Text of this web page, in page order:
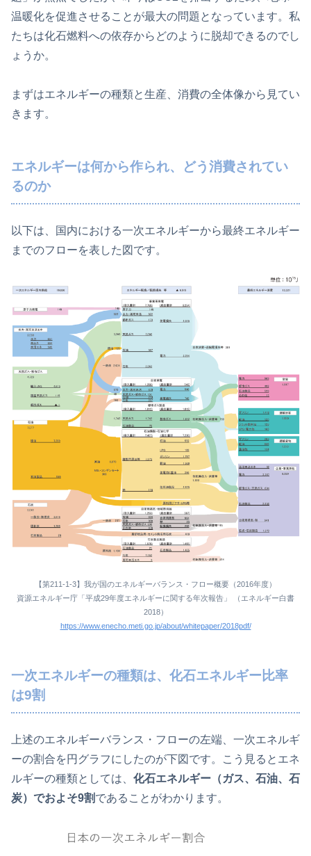
温暖化を促進させることが最大の問題となっています。私
たちは化石燃料への依存からどのように脱却できるのでし
ょうか。
まずはエネルギーの種類と生産、消費の全体像から見てい
きます。
エネルギーは何から作られ、どう消費されてい
るのか
以下は、国内における一次エネルギーから最終エネルギー
までのフローを表した図です。
【第211-1-3】我が国のエネルギーバランス・フロー概要（2016年度）
資源エネルギー庁「平成29年度エネルギーに関する年次報告」 （エネルギー白書
2018）
https://www.enecho.meti.go.jp/about/whitepaper/2018pdf/
一次エネルギーの種類は、化石エネルギー比率
は9割
上述のエネルギーバランス・フローの左端、一次エネルギ
ーの割合を円グラフにしたのが下図です。こう見るとエネ
ルギーの種類としては、 化石エネルギー（ガス、石油、石
炭）でおよそ9割であることがわかります。